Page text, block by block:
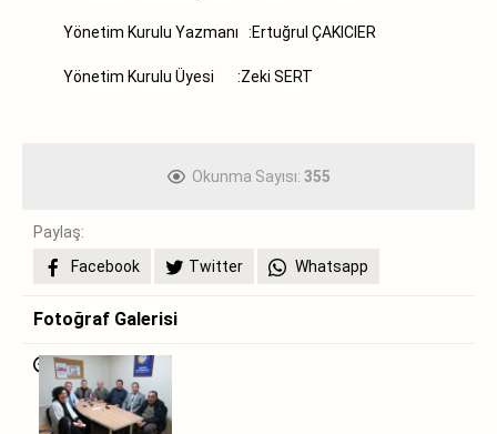
Yönetim Kurulu Yazmanı :Ertuğrul ÇAKICIER
Yönetim Kurulu Üyesi :Zeki SERT
Okunma Sayısı: 355
Paylaş:
Facebook
Twitter Whatsapp
Fotoğraf Galerisi